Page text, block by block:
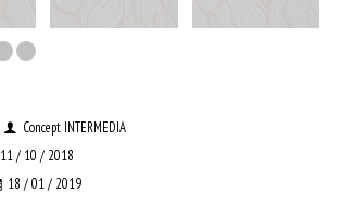
Concept INTERMEDIA
11 / 10 / 2018
18 / 01 / 2019